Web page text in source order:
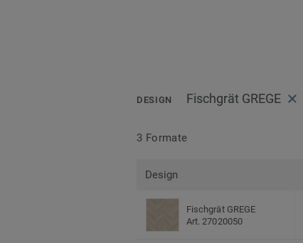
DESIGN Fischgrät GREGE
3 Formate
Design
Fischgrät GREGE
Art. 27020050